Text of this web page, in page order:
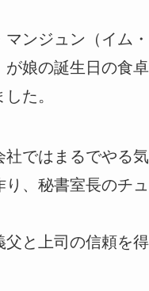
ンジュン（イム
娘の誕生日の食卓
た。
ではまるでやる気
、秘書室長のチ
と上司の信頼を得